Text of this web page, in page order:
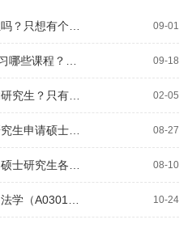
09-01
09-18
02-05
08-27
08-10
10-24